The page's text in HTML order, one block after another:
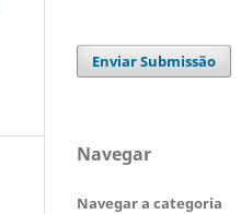
Enviar Submissão
Navegar
Navegar a categoria